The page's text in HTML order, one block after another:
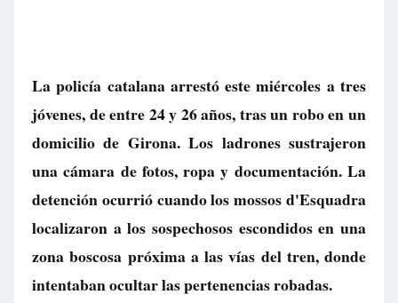
La policía catalana arrestó este miércoles a tres
jóvenes, de entre 24 y 26 años, tras un robo en un
domicilio de Girona. Los ladrones sustrajeron
una cámara de fotos, ropa y documentación. La
detención ocurrió cuando los mossos d'Esquadra
localizaron a los sospechosos escondidos en una
zona boscosa próxima a las vías del tren, donde
intentaban ocultar las pertenencias robadas.